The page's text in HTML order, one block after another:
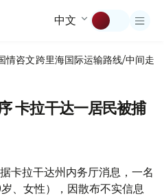
中文
情咨文跨里海国际运输路线/中间走廊
卡拉干达一居民被捕
卡拉干达州内务厅消息，一名
、女性），因散布不实信息